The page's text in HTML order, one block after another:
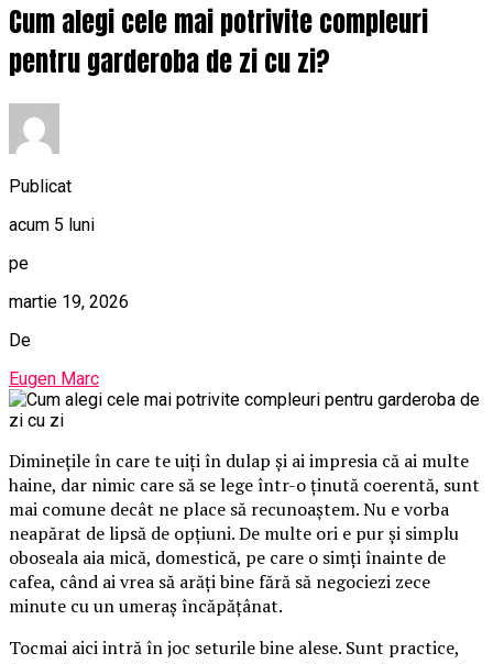
Cum alegi cele mai potrivite compleuri
pentru garderoba de zi cu zi?
Publicat
acum 5 luni
pe
martie 19, 2026
De
Eugen Marc
Diminețile în care te uiți în dulap și ai impresia că ai multe
haine, dar nimic care să se lege într-o ținută coerentă, sunt
mai comune decât ne place să recunoaștem. Nu e vorba
neapărat de lipsă de opțiuni. De multe ori e pur și simplu
oboseala aia mică, domestică, pe care o simți înainte de
cafea, când ai vrea să arăți bine fără să negociezi zece
minute cu un umeraș încăpățânat.
Tocmai aici intră în joc seturile bine alese. Sunt practice,